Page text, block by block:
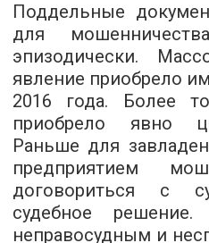
Поддельные
для
эпизодически.
явление приобрело
2016 года. Более
приобрело явно
Раньше для
предприятием
договориться с
судебное
неправосудным и